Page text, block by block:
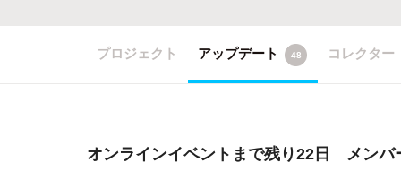
プロジェクト アップデート 48 コレクター
オンラインイベントまで残り22日 メンバ